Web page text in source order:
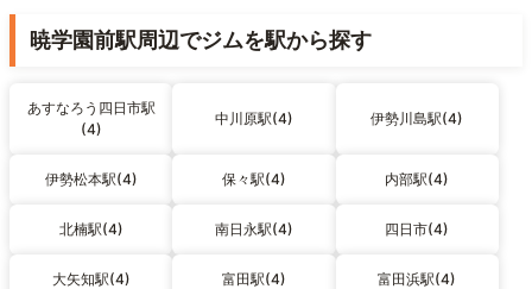
暁学園前駅周辺でジムを駅から探す
あすなろう四日市駅
(4)
中川原駅(4) 伊勢川島駅(4)
伊勢松本駅(4) 保々駅(4) 内部駅(4)
北楠駅(4) 南日永駅(4) 四日市(4)
大矢知駅(4) 富田駅(4) 富田浜駅(4)